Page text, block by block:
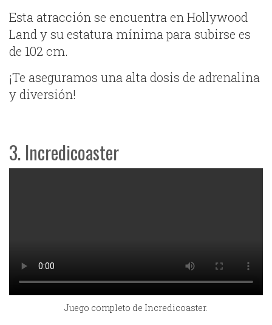
Esta atracción se encuentra en Hollywood
Land y su estatura mínima para subirse es
de 102 cm.
¡Te aseguramos una alta dosis de adrenalina
y diversión!
3. Incredicoaster
Juego completo de Incredicoaster.